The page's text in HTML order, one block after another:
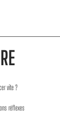
vite ?
réflexes